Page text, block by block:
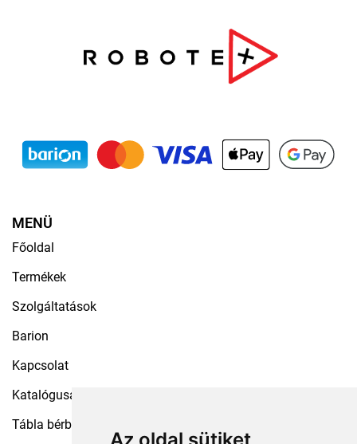
MENÜ
Főoldal
Termékek
Szolgáltatások
Barion
Kapcsolat
Katalógusaink
Tábla bérbeadás